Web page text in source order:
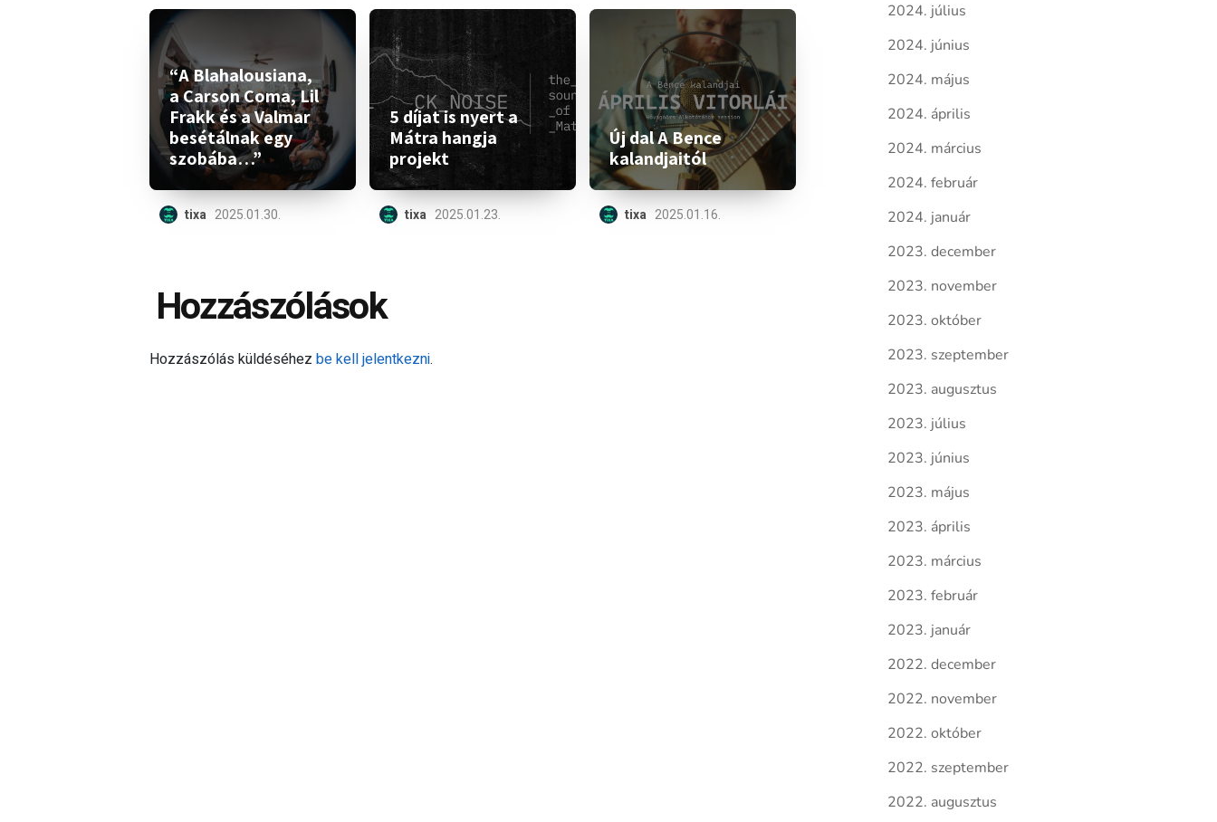
“A Blahalousiana,
a Carson Coma, Lil
Frakk és a Valmar
besétálnak egy
szobába…”
tixa 2025.01.30.
5 díjat is nyert a
Mátra hangja
projekt
tixa 2025.01.23.
Új dal A Bence
kalandjaitól
tixa 2025.01.16.
Hozzászólások
Hozzászólás küldéséhez be kell jelentkezni.
2024. július
2024. június
2024. május
2024. április
2024. március
2024. február
2024. január
2023. december
2023. november
2023. október
2023. szeptember
2023. augusztus
2023. július
2023. június
2023. május
2023. április
2023. március
2023. február
2023. január
2022. december
2022. november
2022. október
2022. szeptember
2022. augusztus